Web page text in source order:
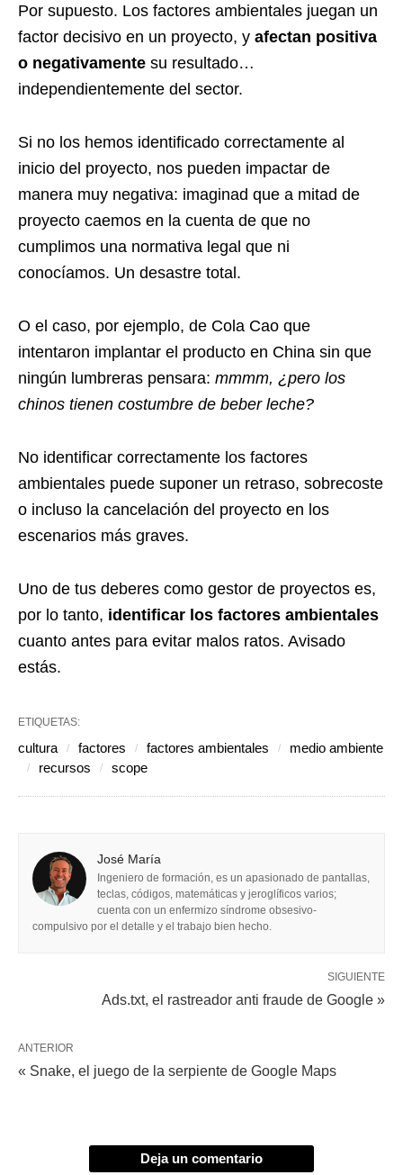
Por supuesto. Los factores ambientales juegan un
factor decisivo en un proyecto, y afectan positiva
o negativamente su resultado…
independientemente del sector.
Si no los hemos identificado correctamente al
inicio del proyecto, nos pueden impactar de
manera muy negativa: imaginad que a mitad de
proyecto caemos en la cuenta de que no
cumplimos una normativa legal que ni
conocíamos. Un desastre total.
O el caso, por ejemplo, de Cola Cao que
intentaron implantar el producto en China sin que
ningún lumbreras pensara: mmmm, ¿pero los
chinos tienen costumbre de beber leche?
No identificar correctamente los factores
ambientales puede suponer un retraso, sobrecoste
o incluso la cancelación del proyecto en los
escenarios más graves.
Uno de tus deberes como gestor de proyectos es,
por lo tanto, identificar los factores ambientales
cuanto antes para evitar malos ratos. Avisado
estás.
ETIQUETAS:
cultura factores factores ambientales
medio ambiente
recursos
scope
José María
Ingeniero de formación, es un apasionado de pantallas,
teclas, códigos, matemáticas y jeroglíficos varios;
cuenta con un enfermizo síndrome obsesivo-
compulsivo por el detalle y el trabajo bien hecho.
SIGUIENTE
Ads.txt, el rastreador anti fraude de Google »
ANTERIOR
« Snake, el juego de la serpiente de Google Maps
Deja un comentario